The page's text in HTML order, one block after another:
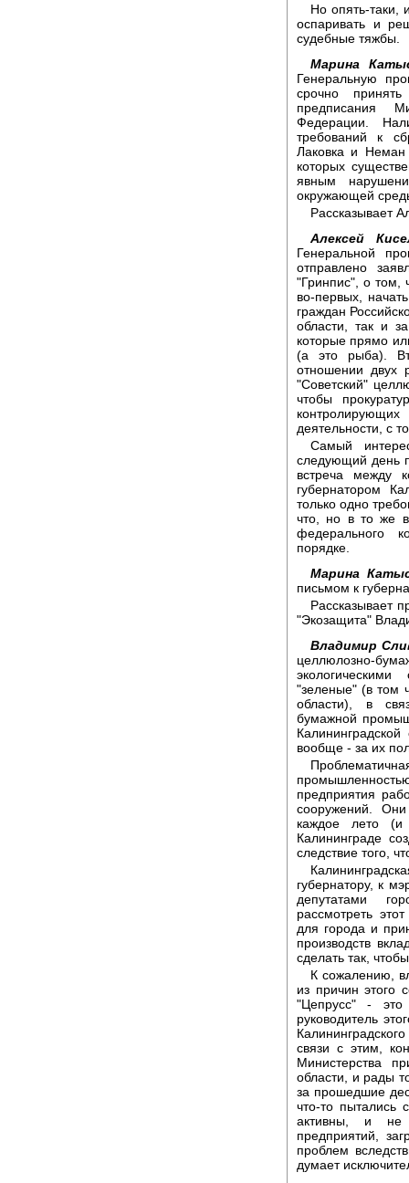
Но опять-таки,
оспаривать и
судебные тяжбы.
Марина
Генеральную
срочно
предписания
Федерации.
требований к
Лаковка и Неман
которых
явным
окружающей
Рассказывает
Алексей
Генеральной
отправлено
"Гринпис", о том,
во-первых,
граждан
области, так и
которые прямо
(а это рыба).
отношении двух
"Советский"
чтобы
контролирующих
деятельности, с
Самый
следующий день
встреча между
губернатором
только одно
что, но в то же
федерального
порядке.
Марина
письмом к
Рассказывает
"Экозащита"
Владимир
целлюлозно-
"зеленые" (в том
области), в
бумажной
вообще - за их
предприятия
сооружений.
каждое лето
Калининграде
следствие того,
губернатору, к
депутатами
рассмотреть
для города и
производств
сделать так,
К сожалению,
из причин этого
"Цепрусс" - это
руководитель
связи с этим,
Министерства
области, и рады
за прошедшие
что-то пытались
активны, и не
предприятий,
проблем
думает